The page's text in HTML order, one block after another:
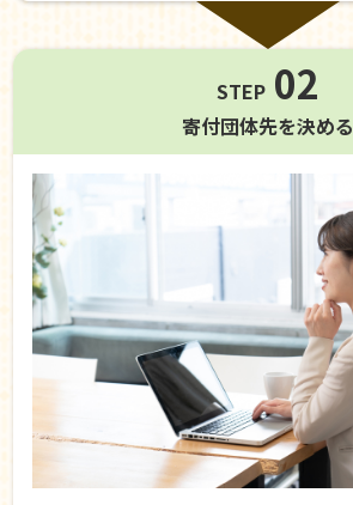
STEP 02
寄付団体先を決める